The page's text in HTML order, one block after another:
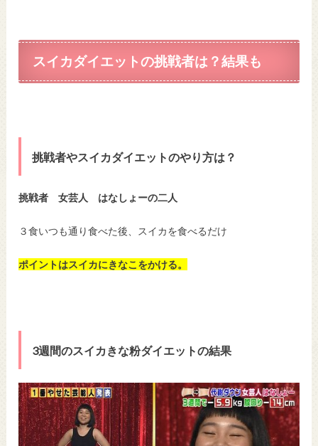
スイカダイエットの挑戦者は？結果も
挑戦者やスイカダイエットのやり方は？
挑戦者 女芸人 はなしょーの二人
３食いつも通り食べた後、スイカを食べるだけ
ポイントはスイカにきなこをかける。
3週間のスイカきな粉ダイエットの結果